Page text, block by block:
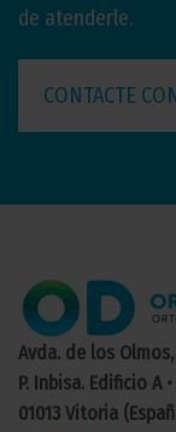
de atenderle.
CONTACTE
Avda. de los Olmos,
P. Inbisa. Edificio A
01013 Vitoria